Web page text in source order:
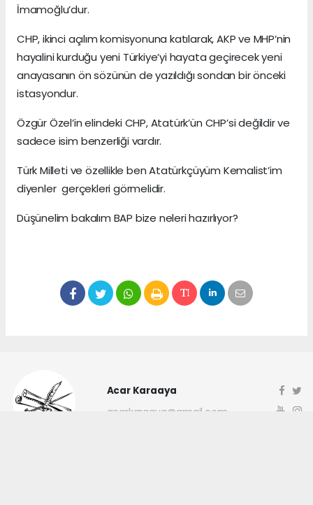
İmamoğlu’dur.
CHP, ikinci açılım komisyonuna katılarak, AKP ve MHP’nin
hayalini kurduğu yeni Türkiye’yi hayata geçirecek yeni
anayasanın ön sözünün de yazıldığı sondan bir önceki
istasyondur.
Özgür Özel’in elindeki CHP, Atatürk’ün CHP’si değildir ve
sadece isim benzerliği vardır.
Türk Milleti ve özellikle ben Atatürkçüyüm Kemalist’im
diyenler gerçekleri görmelidir.
Düşünelim bakalım BAP bize neleri hazırlıyor?
Acar Karaaya
acarkaraaya@gmail.com